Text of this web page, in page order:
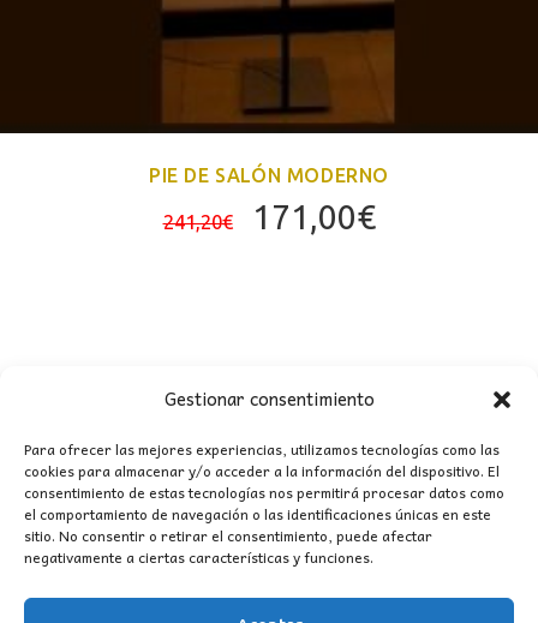
Gestionar consentimiento
Para ofrecer las mejores experiencias, utilizamos tecnologías como las
cookies para almacenar y/o acceder a la información del dispositivo. El
consentimiento de estas tecnologías nos permitirá procesar datos como
el comportamiento de navegación o las identificaciones únicas en este
sitio. No consentir o retirar el consentimiento, puede afectar
negativamente a ciertas características y funciones.
PIE DE SALÓN MODERNO
241,20€
El
171,00€El
CONTACTO
MI CUENTA